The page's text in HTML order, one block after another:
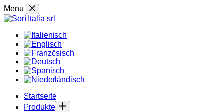
Skip
to
Menu
Startseite
Produkte